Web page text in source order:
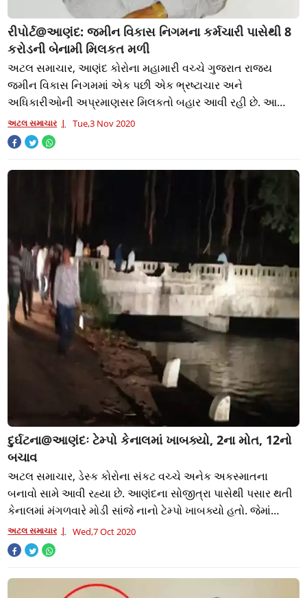
રીપોર્ટ@આણંદ: જમીન વિકાસ નિગમના કર્મચારી પાસેથી 8
કરોડની બેનામી મિલકત મળી
અટલ સમાચાર, આણંદ કોરોના મહામારી વચ્ચે ગુજરાત રાજ્ય
જમીન વિકાસ નિગમમાં એક પછી એક ભ્રષ્ટાચાર અને
અધિકારીઓની અપ્રમાણસર મિલકતો બહાર આવી રહી છે. આ
તરફ વધુ એક ક્લાસ વર્ગ-૩ના અધિકારીની કરોડો રૂપિયાની
અપ્રમા
અટલ સમાચાર Tue,3 Nov 2020
દુર્ઘટના@આણંદઃ ટેમ્પો કેનાલમાં ખાબક્યો, 2ના મોત, 12નો
બચાવ
અટલ સમાચાર, ડેસ્ક કોરોના સંકટ વચ્ચે અનેક અકસ્માતના
બનાવો સામે આવી રહ્યા છે. આણંદના સોજીત્રા પાસેથી પસાર થતી
કેનાલમાં મંગળવારે મોડી સાંજે નાનો ટેમ્પો ખાબક્યો હતો. જેમાં
ટેમ્પામાં 17 મુસાફરો સવાર હતા.
અટલ સમાચાર Wed,7 Oct 2020